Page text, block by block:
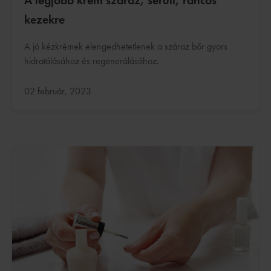
kezekre
A jó kézkrémek elengedhetetlenek a száraz bőr gyors
hidratálásához és regenerálásához.
Frissítve:
02 február, 2023